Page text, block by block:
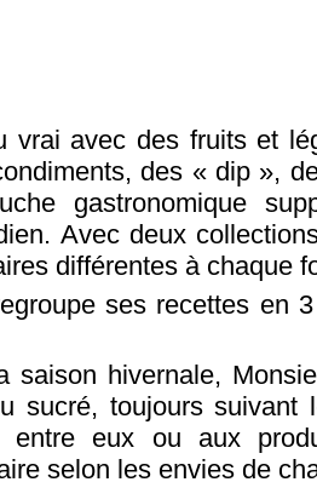
avec des fruits et
des « dip »,
gastronomique
Avec deux
différentes à chaque
ses recettes en
saison hivernale,
sucré, toujours suivant
entre eux ou aux
selon les envies de